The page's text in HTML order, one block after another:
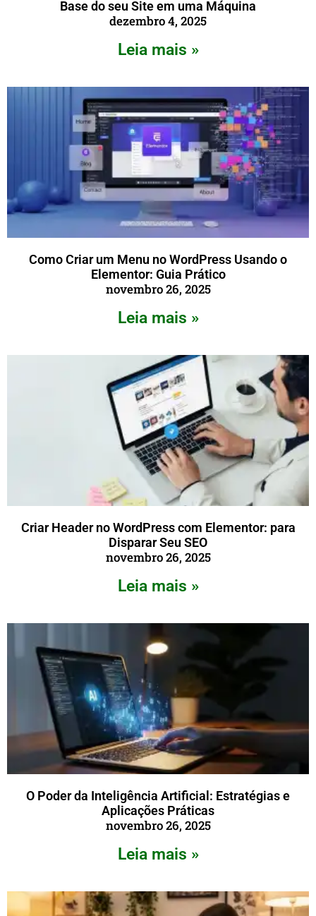
Base do seu Site em uma Máquina
dezembro 4, 2025
Leia mais »
Como Criar um Menu no WordPress Usando o
Elementor: Guia Prático
novembro 26, 2025
Leia mais »
Criar Header no WordPress com Elementor: para
Disparar Seu SEO
novembro 26, 2025
Leia mais »
O Poder da Inteligência Artificial: Estratégias e
Aplicações Práticas
novembro 26, 2025
Leia mais »